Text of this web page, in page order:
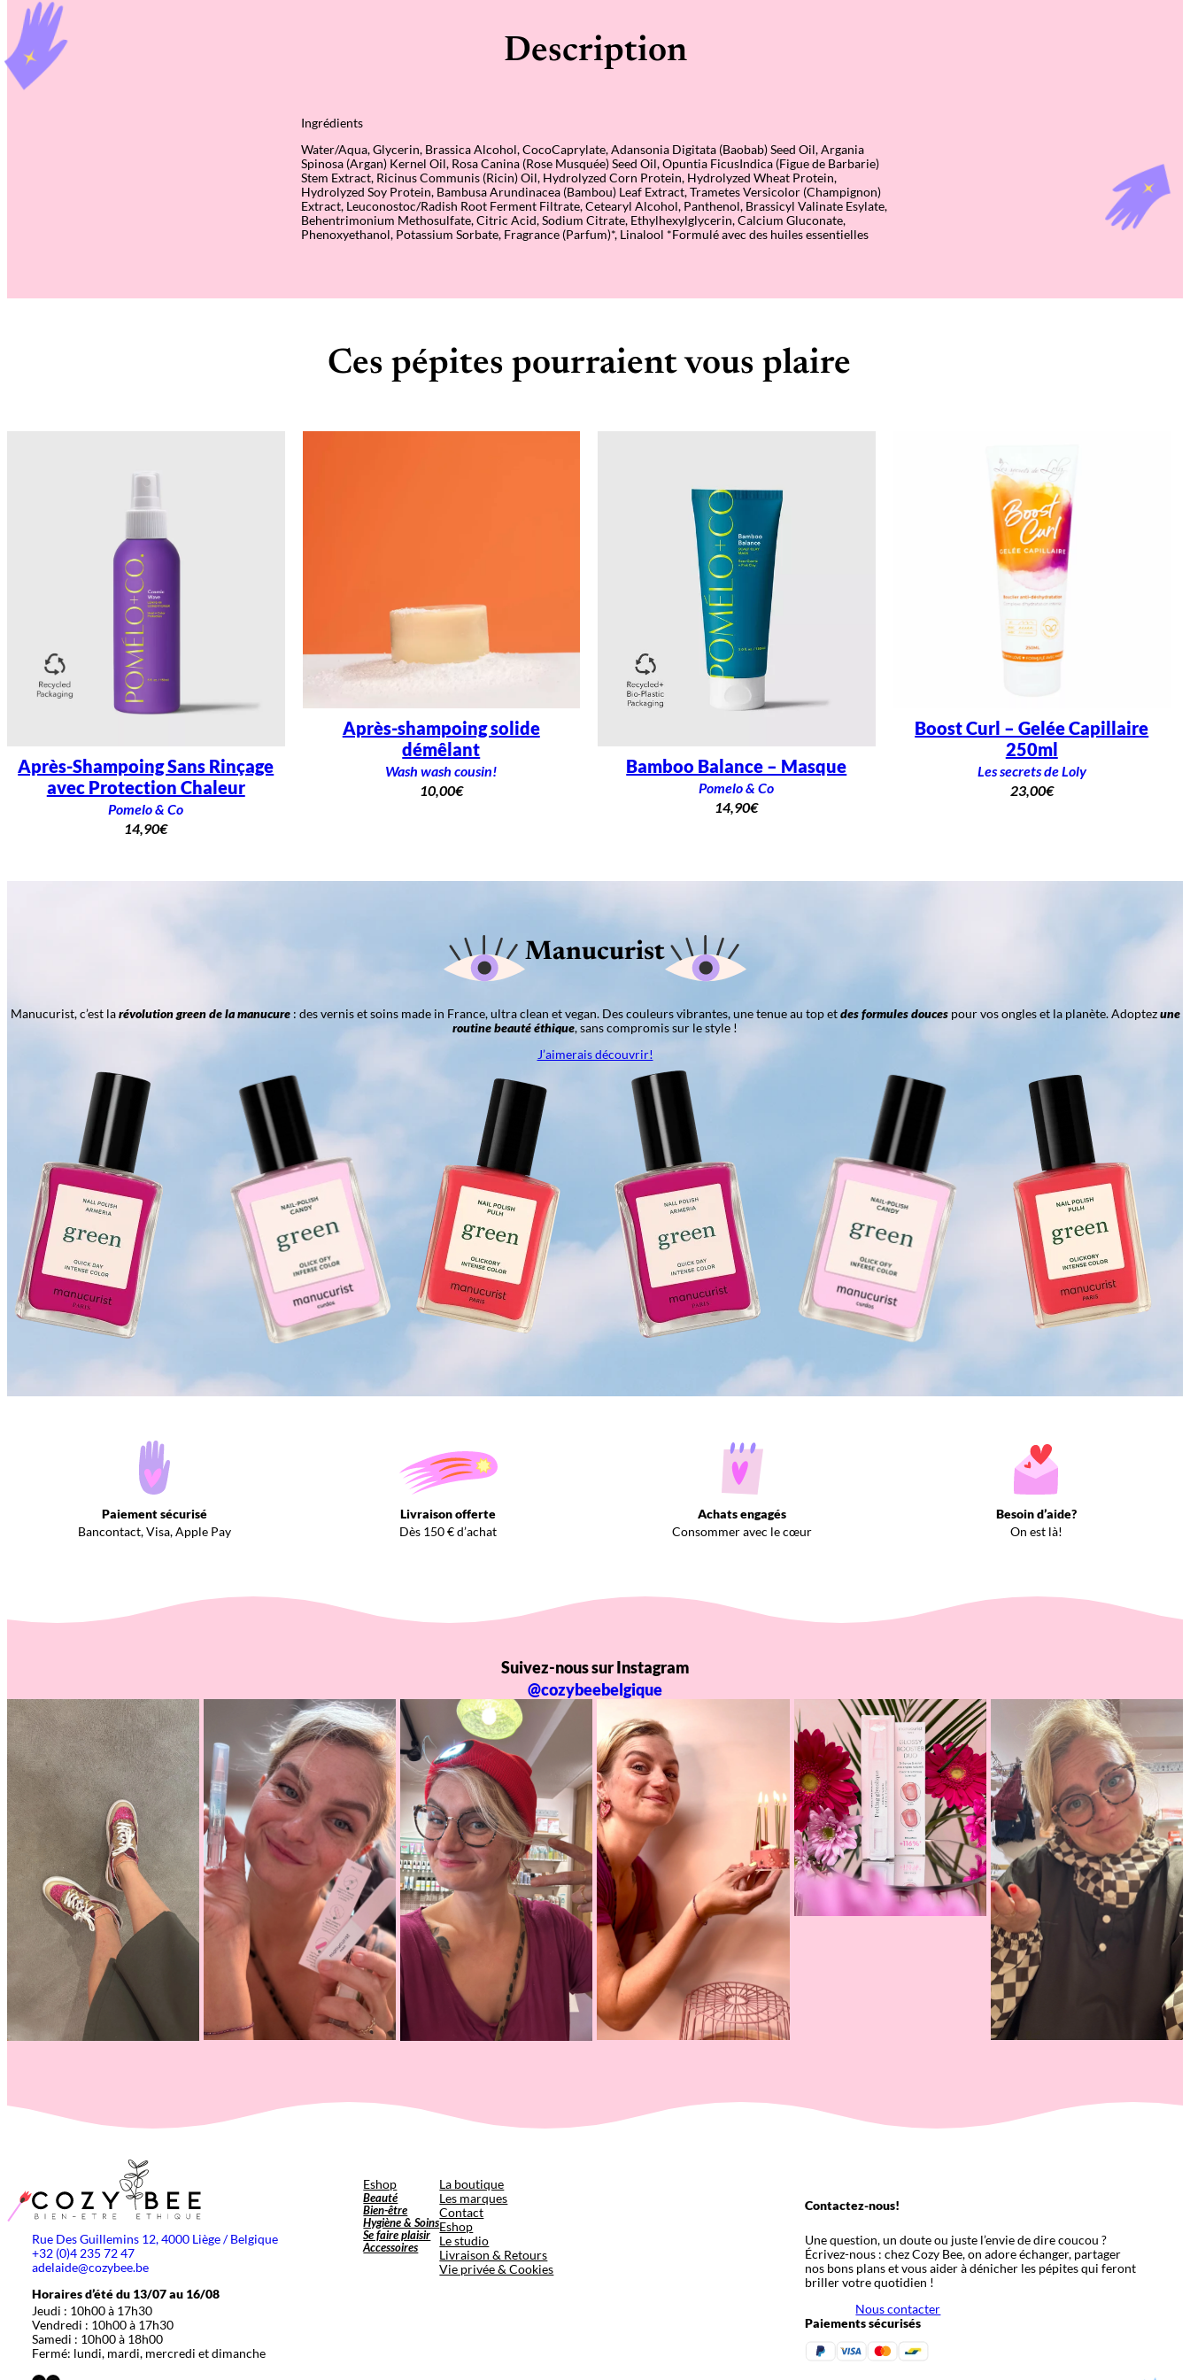
e
–
A
S
h
a
m
p
o
i
Description
Ingrédients
Water/Aqua, Glycerin, Brassica Alcohol, CocoCaprylate, Adansonia Digitata (Baobab) Seed Oil, Argania
Spinosa (Argan) Kernel Oil, Rosa Canina (Rose Musquée) Seed Oil, Opuntia FicusIndica (Figue de Barbarie)
Stem Extract, Ricinus Communis (Ricin) Oil, Hydrolyzed Corn Protein, Hydrolyzed Wheat Protein,
Hydrolyzed Soy Protein, Bambusa Arundinacea (Bambou) Leaf Extract, Trametes Versicolor (Champignon)
Extract, Leuconostoc/Radish Root Ferment Filtrate, Cetearyl Alcohol, Panthenol, Brassicyl Valinate Esylate,
Behentrimonium Methosulfate, Citric Acid, Sodium Citrate, Ethylhexylglycerin, Calcium Gluconate,
Phenoxyethanol, Potassium Sorbate, Fragrance (Parfum)*, Linalool *Formulé avec des huiles essentielles
Ces pépites pourraient vous plaire
Après-Shampoing Sans Rinçage
avec Protection Chaleur
Pomelo & Co
14,90€
Après-shampoing solide
démêlant
Wash wash cousin!
10,00€
Bamboo Balance – Masque
Pomelo & Co
14,90€
Boost Curl – Gelée Capillaire
250ml
Les secrets de Loly
23,00€
Manucurist
Manucurist, c’est larévolution green de la manucure: des vernis et soins made in France, ultra clean et vegan. Des couleurs vibrantes, une tenue au top etdes formules doucespour vos ongles et la planète. Adoptezune
routine beauté éthique, sans compromis sur le style !
J’aimerais découvrir!
Paiement sécurisé
Bancontact, Visa, Apple Pay
Livraison offerte
Dès 150 € d’achat
Achats engagés
Consommer avec le cœur
Besoin d’aide?
On est là!
Suivez-nous sur Instagram
@cozybeebelgique
Rue Des Guillemins 12, 4000 Liège / Belgique
+32 (0)4 235 72 47
adelaide@cozybee.be
Horaires d’été du 13/07 au 16/08
Jeudi : 10h00 à 17h30
Vendredi : 10h00 à 17h30
Samedi : 10h00 à 18h00
Fermé: lundi, mardi, mercredi et dimanche
Eshop
Beauté
Bien-être
Hygiène & Soins
Se faire plaisir
Accessoires
La boutique
Les marques
Contact
Eshop
Le studio
Livraison & Retours
Vie privée & Cookies
Contactez-nous!
Une question, un doute ou juste l’envie de dire coucou ?
Écrivez-nous : chez Cozy Bee, on adore échanger, partager
nos bons plans et vous aider à dénicher les pépites qui feront
briller votre quotidien !
Nous contacter
Paiements sécurisés